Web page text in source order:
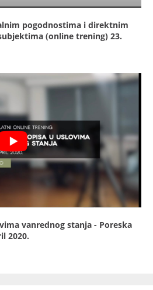
pogodnostima i direktnim
(online trening) 23.
vanrednog stanja - Poreska
2020.